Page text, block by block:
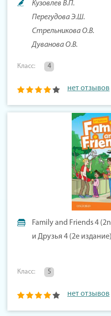
Кузовлев В.П.
Перегудова Э.Ш.
Стрельникова О.В.
Дуванова О.В.
Класс: 4
нет отзывов
Family and Friends 4
и Друзья 4 (2е
Класс: 5
нет отзывов